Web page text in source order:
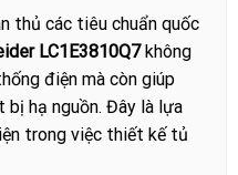
thủ các tiêu chuẩn quốc
LC1E3810Q7không
điện mà còn giúp
hạ nguồn. Đây là lựa
trong việc thiết kế tủ